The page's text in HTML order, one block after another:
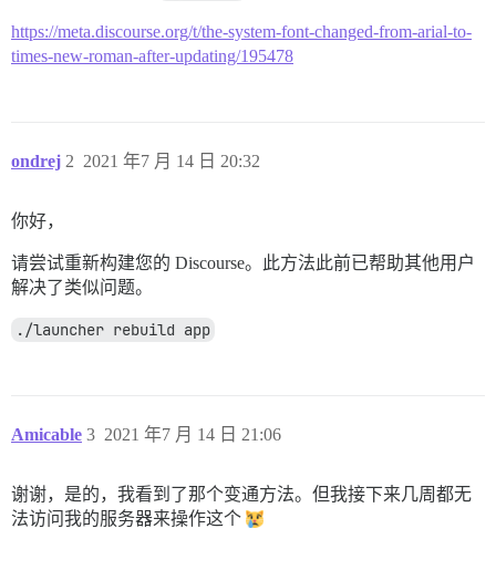
https://meta.discourse.org/t/the-system-font-changed-from-arial-to-
times-new-roman-after-updating/195478
ondrej 2021 年7 月 14 日 20:32
2
你好，
请尝试重新构建您的 Discourse。此方法此前已帮助其他用户
解决了类似问题。
./launcher rebuild app
Amicable 2021 年7 月 14 日 21:06
3
谢谢，是的，我看到了那个变通方法。但我接下来几周都无
法访问我的服务器来操作这个